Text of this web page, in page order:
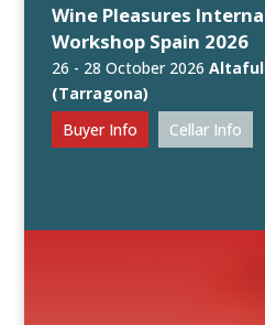
Wine Pleasures
Workshop Spain 2026
26 - 28 October 2026
(Tarragona)
Buyer Info
Cellar Info